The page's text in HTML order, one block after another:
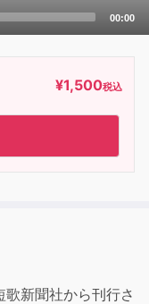
00:00
¥1,500税込
歌新聞社から刊行さ